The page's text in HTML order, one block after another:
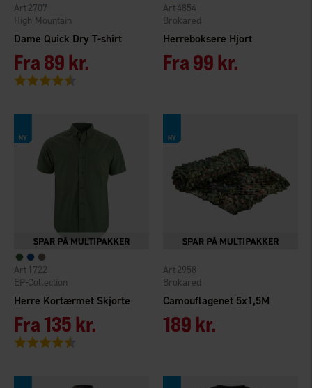
Dame Quick Dry T-shirt
High Mountain
2707
Fra89 kr.
Vurdering:
Herreboksere Hjort
Brokared
4854
Fra99 kr.
Herre Kortærmet Skjorte
EP-Collection
1722
Fra135 kr.
Vurdering:
Camouflagenet 5x1,5M
Brokared
2958
189 kr.